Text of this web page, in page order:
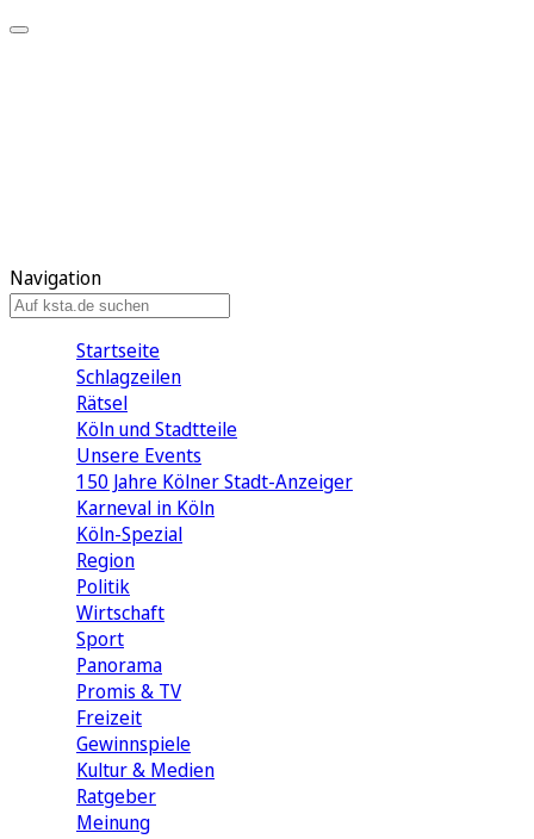
Navigation
Startseite
Schlagzeilen
Rätsel
Köln und Stadtteile
Unsere Events
150 Jahre Kölner Stadt-Anzeiger
Karneval in Köln
Köln-Spezial
Region
Politik
Wirtschaft
Sport
Panorama
Promis & TV
Freizeit
Gewinnspiele
Kultur & Medien
Ratgeber
Meinung